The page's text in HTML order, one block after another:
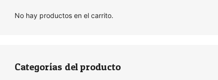
No hay productos en el carrito.
Categorías del producto